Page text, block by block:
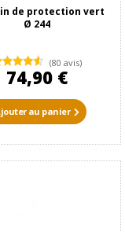
de protection vert
Ø 244
(80 avis)
74,90 €
au panier